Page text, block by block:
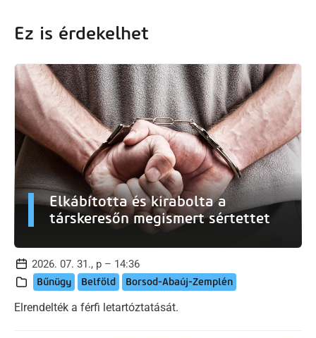
Ez is érdekelhet
Elkábította és kirabolta a
társkeresőn megismert sértettet
2026. 07. 31., p – 14:36
Bűnügy Belföld Borsod-Abaúj-Zemplén
Elrendelték a férfi letartóztatását.